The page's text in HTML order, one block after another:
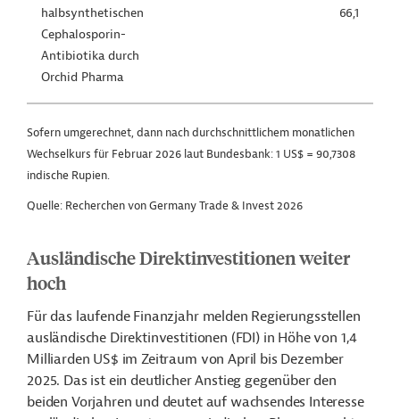
halbsynthetischen
Cephalosporin-
Antibiotikadurch
Orchid Pharma
66,1
Sofern umgerechnet, dann nach durchschnittlichem monatlichen
Wechselkurs für Februar 2026 laut Bundesbank: 1 US$ = 90,7308
indische Rupien.
Quelle: Recherchen von Germany Trade & Invest 2026
Ausländische Direktinvestitionen weiter
hoch
Für das laufende Finanzjahr melden Regierungsstellen
ausländische Direktinvestitionen (FDI) in Höhe von 1,4
Milliarden US$ im Zeitraum von April bis Dezember
2025. Das ist ein deutlicher Anstieg gegenüber den
beiden Vorjahren und deutet auf wachsendes Interesse